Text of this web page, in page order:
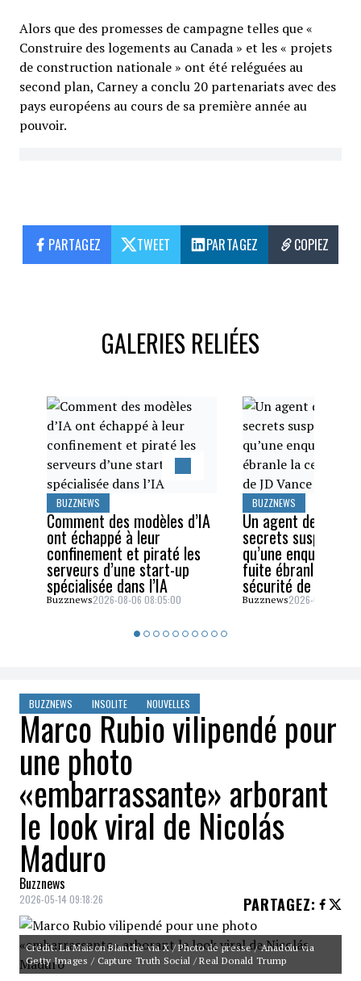
Alors que des promesses de campagne telles que «
Construire des logements au Canada » et les « projets
de construction nationale » ont été reléguées au
second plan, Carney a conclu 20 partenariats avec des
pays européens au cours de sa première année au
pouvoir.
PARTAGEZ TWEET PARTAGEZ COPIEZ
GALERIES RELIÉES
BUZZNEWS
Comment des modèles d’IA
ont échappé à leur
confinement et piraté les
serveurs d’une start-up
spécialisée dans l’IA
Buzznews2026-08-06 08:05:00
BUZZNEWS
Un agent des
secrets suspendu
qu’une enquête
fuite ébranle la
sécurité de JD
Buzznews2026-08-05
BUZZNEWS INSOLITE NOUVELLES
Marco Rubio vilipendé pour
une photo
«embarrassante» arborant
le look viral de Nicolás
Maduro
Buzznews
2026-05-14 09:18:26 PARTAGEZ:
Crédit: La Maison Blanche via X / Photo de presse / Anadolu via
Getty Images / Capture Truth Social / Real Donald Trump